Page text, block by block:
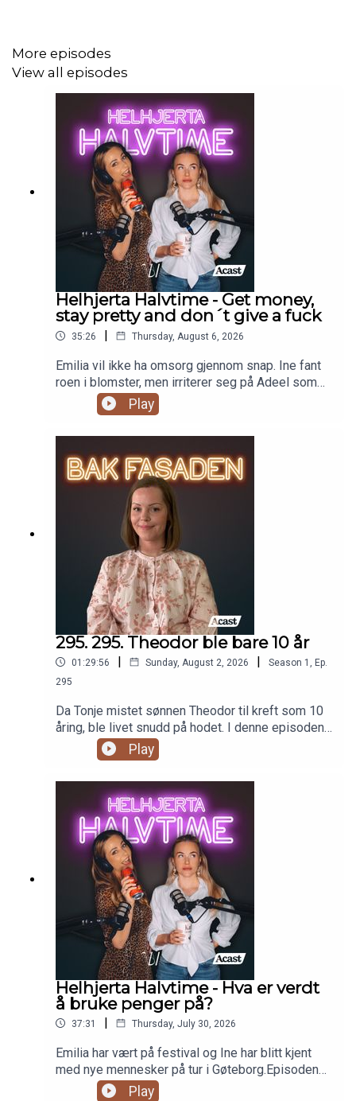
More episodes
View all episodes
Helhjerta Halvtime - Get money,
stay pretty and don´t give a fuck
35:26 | Thursday, August 6, 2026
Emilia vil ikke ha omsorg gjennom snap. Ine fant
roen i blomster, men irriterer seg på Adeel som
hoster. Månedens x, y & z er tilbake.
Play
295. 295. Theodor ble bare 10 år
01:29:56 | Sunday, August 2, 2026 | Season 1
Ep.
295
Da Tonje mistet sønnen Theodor til kreft som 10
åring, ble livet snudd på hodet. I denne episoden
deler hun historien om Teodors sykdom, tiden de
fikk sammen og hvordan livet har vært etter at hun
kjærlighet og hvordan kroppen kan bære på
belastninger lenge etter at verden rundt har gått
videre.Episoden er sponset av TM klinikken og
TM legetjenester. TM legetjenester har også
onlinetimer som kan bookes på
tmlegetjenester.no
Play
Helhjerta Halvtime - Hva er verdt
å bruke penger på?
37:31 | Thursday, July 30, 2026
Emilia har vært på festival og Ine har blitt kjent
med nye mennesker på tur i Gøteborg.Episoden
er sponset av TM klinikken og TM legetjenester.
Play